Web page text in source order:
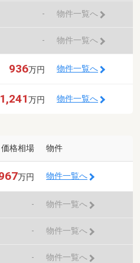
- 物件一覧へ
- 物件一覧へ
936万円 物件一覧へ
1,241万円 物件一覧へ
価格相場 物件
万円 物件一覧へ
- 物件一覧へ
- 物件一覧へ
- 物件一覧へ